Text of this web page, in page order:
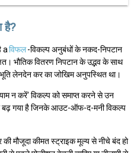
है?
aविफल-विकल्प अनुबंधों के नकद-निपटान
भौतिक वितरण निपटान के उद्भव के साथ
लेनदेन कर का जोखिम अनुपस्थित था।
न करें' विकल्प को समाप्त करने से उन
बढ़ गया है जिनके आउट-ऑफ-द-मनी विकल्प
मौजूदा कीमत स्ट्राइक मूल्य से नीचे बंद हो